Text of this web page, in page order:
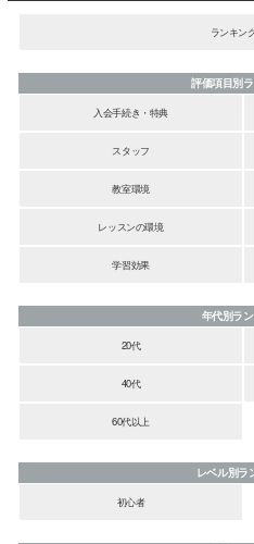
ランキン
評価項目別
入会手続き・特典
スタッフ
教室環境
レッスンの環境
学習効果
年代別ラ
20代
40代
60代以上
レベル別ラ
初心者